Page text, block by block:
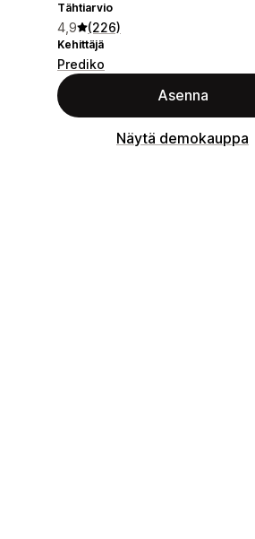
Tähtiarvio
4,9 (226)
Kehittäjä
Prediko
Asenna
Näytä demokauppa